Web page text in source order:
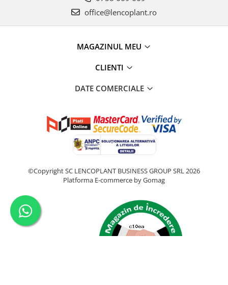
office@lencoplant.ro
MAGAZINUL MEU
CLIENTI
DATE COMERCIALE
©Copyright SC LENCOPLANT BUSINESS GROUP SRL 2026
Platforma E-commerce by Gomag